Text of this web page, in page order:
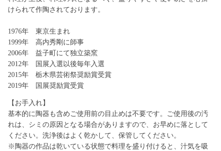
けられて作陶されております。
1976年 東京生まれ
1999年 高内秀剛に師事
2006年 益子町にて独立築窯
2012年 国展入選以後毎年入選
2015年 栃木県芸術祭奨励賞受賞
2019年 国展奨励賞受賞
【お手入れ】
基本的に陶器も含めご使用前の目止めは不要です。ご使用後の汚
れは、シミの原因となる場合がありますので、お早めに落として
ください。洗浄後はよく乾かして、保管してください。
※陶器の作品は乾いている状態で料理を盛り付けると、汁気を吸